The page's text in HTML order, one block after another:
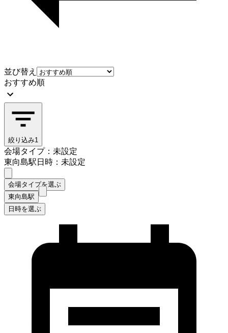
並び替え
おすすめ順
絞り込み1
会場タイプ：未設定
東向島駅日時：未設定
会場タイプを選ぶ
東向島駅
日時を選ぶ